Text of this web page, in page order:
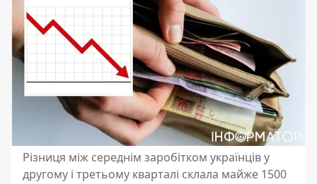
Різниця між середнім заробітком українців у
другому і третьому кварталі склала майже 1500